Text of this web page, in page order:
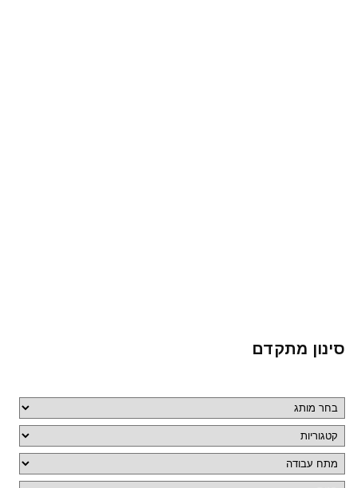
סינון מתקדם